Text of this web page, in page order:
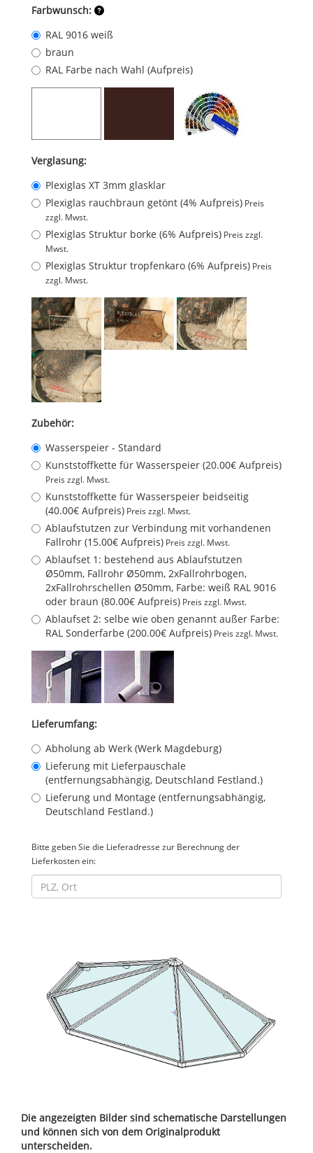
Farbwunsch:
RAL 9016 weiß
braun
RAL Farbe nach Wahl (Aufpreis)
Verglasung:
Plexiglas XT 3mm glasklar
Plexiglas rauchbraun getönt (4% Aufpreis) Preis
zzgl. Mwst.
Plexiglas Struktur borke (6% Aufpreis) Preis zzgl.
Mwst.
Plexiglas Struktur tropfenkaro (6% Aufpreis) Preis
zzgl. Mwst.
Zubehör:
Wasserspeier - Standard
Kunststoffkette für Wasserspeier (20.00€ Aufpreis)
Preis zzgl. Mwst.
Kunststoffkette für Wasserspeier beidseitig
(40.00€ Aufpreis) Preis zzgl. Mwst.
Ablaufstutzen zur Verbindung mit vorhandenen
Fallrohr (15.00€ Aufpreis) Preis zzgl. Mwst.
Ablaufset 1: bestehend aus Ablaufstutzen
Ø50mm, Fallrohr Ø50mm, 2xFallrohrbogen,
2xFallrohrschellen Ø50mm, Farbe: weiß RAL 9016
oder braun (80.00€ Aufpreis) Preis zzgl. Mwst.
Ablaufset 2: selbe wie oben genannt außer Farbe:
RAL Sonderfarbe (200.00€ Aufpreis) Preis zzgl. Mwst.
Lieferumfang:
Abholung ab Werk (Werk Magdeburg)
Lieferung mit Lieferpauschale
(entfernungsabhängig, Deutschland Festland.)
Lieferung und Montage (entfernungsabhängig,
Deutschland Festland.)
Bitte geben Sie die Lieferadresse zur Berechnung der
Lieferkosten ein:
Die angezeigten Bilder sind schematische Darstellungen
und können sich von dem Originalprodukt
unterscheiden.